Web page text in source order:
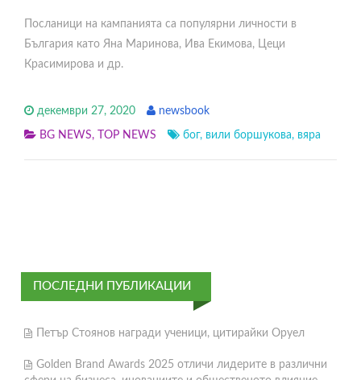
България като Яна Маринова, Ива Екимова, Цеци
Красимирова и др.
BG NEWS,TOP NEWS бог,вили боршукова
Петър Стоянов награди ученици, цитирайки Оруел
сфери на бизнеса, иновациите и общественото влияние